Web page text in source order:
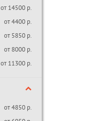
от 14500 р.
от 4400 р.
от 5850 р.
от 8000 р.
от 11300 р.
от 4850 р.